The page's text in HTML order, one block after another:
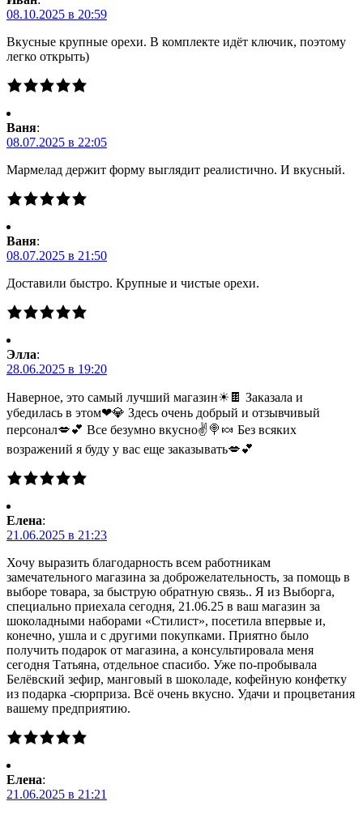
08.10.2025 в 20:59
Вкусные крупные орехи. В комплекте идёт ключик, поэтому
легко открыть)
Ваня:
08.07.2025 в 22:05
Мармелад держит форму выглядит реалистично. И вкусный.
Ваня:
08.07.2025 в 21:50
Доставили быстро. Крупные и чистые орехи.
Элла:
28.06.2025 в 19:20
Наверное, это самый лучший магазин☀🍫 Заказала и
убедилась в этом❤💎 Здесь очень добрый и отзывчивый
персонал💋💕 Все безумно вкусно✌🍭🍬 Без всяких
возражений я буду у вас еще заказывать💋💕
Елена:
21.06.2025 в 21:23
Хочу выразить благодарность всем работникам
замечательного магазина за доброжелательность, за помощь в
выборе товара, за быструю обратную связь.. Я из Выборга,
специально приехала сегодня, 21.06.25 в ваш магазин за
шоколадными наборами «Стилист», посетила впервые и,
конечно, ушла и с другими покупками. Приятно было
получить подарок от магазина, а консультировала меня
сегодня Татьяна, отдельное спасибо. Уже по-пробывала
Белёвский зефир, манговый в шоколаде, кофейную конфетку
из подарка -сюрприза. Всё очень вкусно. Удачи и процветания
вашему предприятию.
Елена:
21.06.2025 в 21:21